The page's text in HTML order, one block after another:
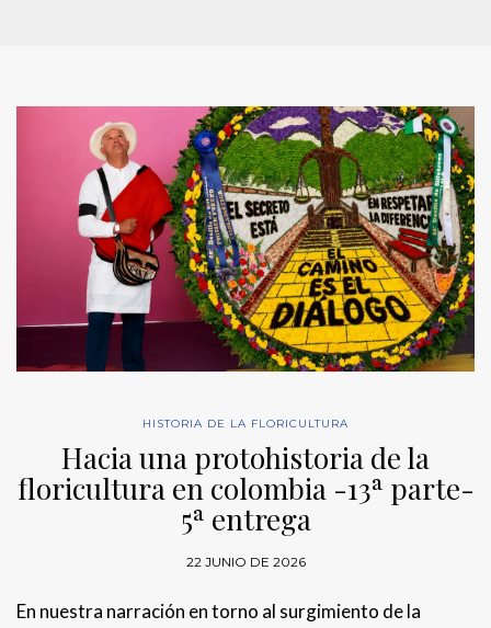
HISTORIA DE LA FLORICULTURA
Hacia una protohistoria de la
floricultura en colombia -13ª parte-
5ª entrega
22 JUNIO DE 2026
En nuestra narración en torno al surgimiento de la